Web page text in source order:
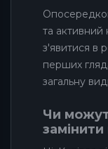
та активний
з'явитися в
перших
загальну
Чи